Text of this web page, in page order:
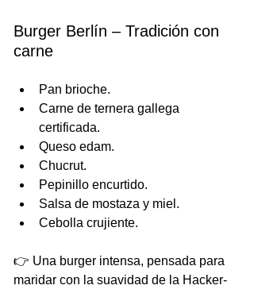
Burger Berlín – Tradición con
carne
Pan brioche.
Carne de ternera gallega
certificada.
Queso edam.
Chucrut.
Pepinillo encurtido.
Salsa de mostaza y miel.
Cebolla crujiente.
👉 Una burger intensa, pensada para
maridar con la suavidad de la Hacker-